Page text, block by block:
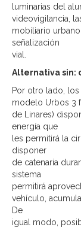
luminarias del
videovigilancia,
mobiliario
señalización
vial.
Alternativa sin:
Por otro lado,
modelo Urbos 3
de Linares)
energía que
les permitirá la
disponer
de catenaria
sistema
permitirá
vehículo,
De
igual modo,